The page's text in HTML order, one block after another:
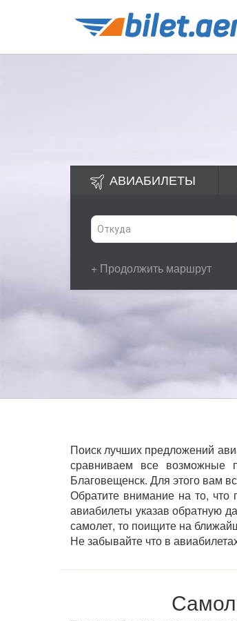
АВИАБИЛЕТЫ
+ Продолжить маршрут
Поиск лучших предложений
сравниваем все возможные
Благовещенск. Для этого вам
Обратите внимание на то, что
авиабилеты указав обратную
самолет, то поищите на
Не забывайте что в